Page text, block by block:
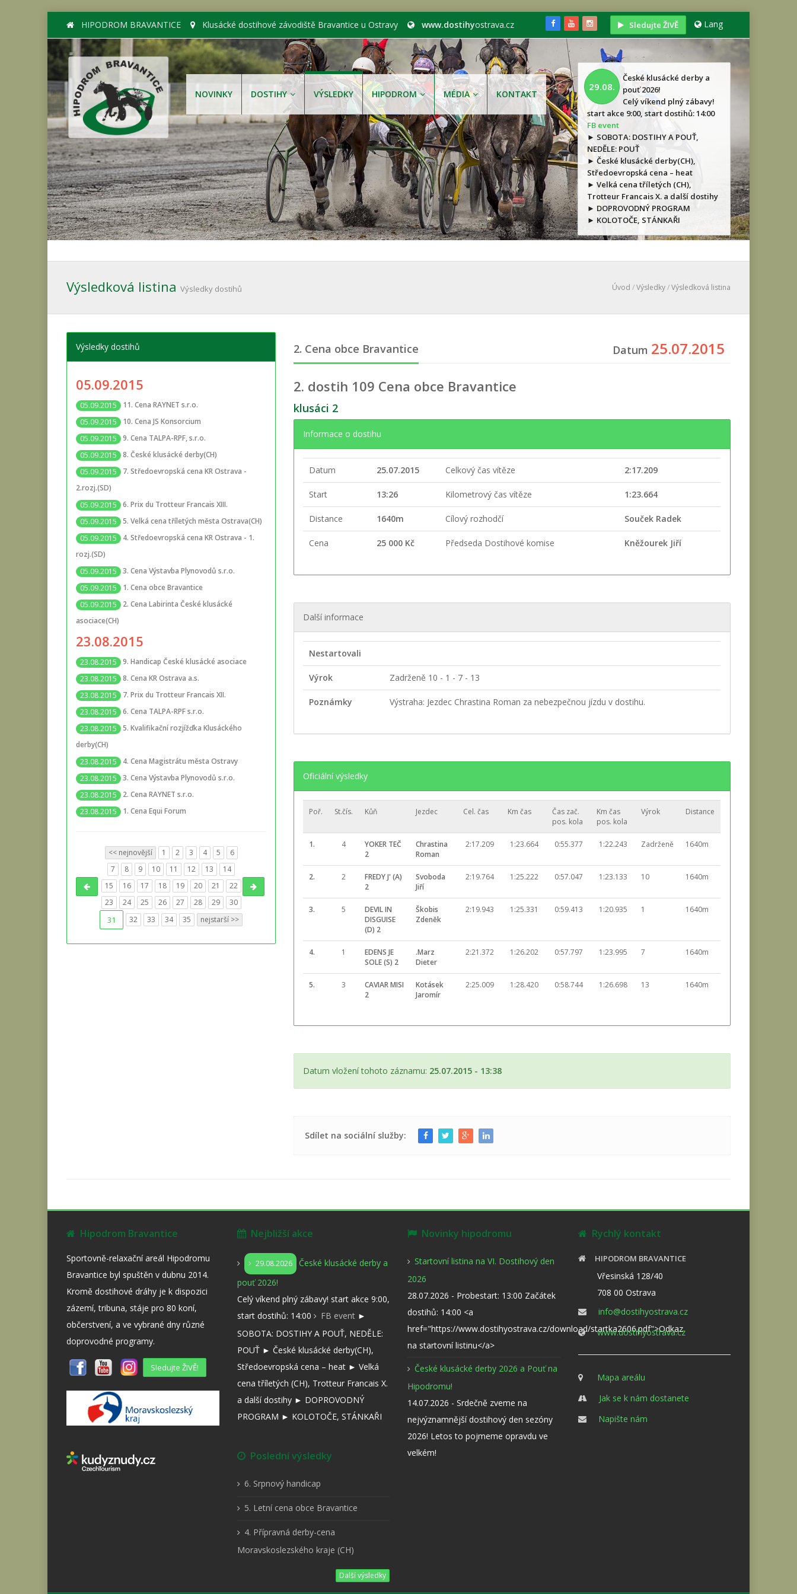
HIPODROM BRAVANTICE Klusácké dostihové závodiště Bravantice u Ostravy www.dostihyostrava.cz Sledujte ŽIVĚ Lang
NOVINKY DOSTIHY VÝSLEDKY HIPODROM MÉDIA KONTAKT
29.08.
České klusácké derby a
pouť 2026!
Celý víkend plný zábavy!
start akce 9:00, start dostihů: 14:00
FB event
► SOBOTA: DOSTIHY A POUŤ,
NEDĚLE: POUŤ
► České klusácké derby(CH),
Středoevropská cena – heat
► Velká cena tříletých (CH),
Trotteur Francais X. a další dostihy
► DOPROVODNÝ PROGRAM
► KOLOTOČE, STÁNKAŘI
Výsledková listina Výsledky dostihů Úvod /Výsledky/Výsledková listina
2. Cena obce Bravantice Datum 25.07.2015
2. dostih 109 Cena obce Bravantice
klusáci 2
Informace o dostihu
Datum 25.07.2015 Celkový čas vítěze 2:17.209
Start 13:26 Kilometrový čas vítěze 1:23.664
Distance 1640m Cílový rozhodčí Souček Radek
Cena 25 000 Kč Předseda Dostihové komise Kněžourek Jiří
Další informace
Nestartovali
Výrok Zadrženě 10 - 1 - 7 - 13
Poznámky Výstraha: Jezdec Chrastina Roman za nebezpečnou jízdu v dostihu.
Oficiální výsledky
Poř. St.čís. Kůň Jezdec Cel. čas Km čas
Čas zač.
pos. kola
Km čas
pos. kola
Výrok Distance
1. 4
YOKER TEČ
2
Chrastina
Roman
2:17.209 1:23.664 0:55.377 1:22.243 Zadrženě 1640m
2. 2
FREDY J' (A)
2
Svoboda
Jiří
2:19.764 1:25.222 0:57.047 1:23.133 10 1640m
3. 5
DEVIL IN
DISGUISE
(D) 2
Škobis
Zdeněk
2:19.943 1:25.331 0:59.413 1:20.935 1 1640m
4. 1
EDENS JE
SOLE (S) 2
.Marz
Dieter
2:21.372 1:26.202 0:57.797 1:23.995 7 1640m
5. 3
CAVIAR MISI
2
Kotásek
Jaromír
2:25.009 1:28.420 0:58.744 1:26.698 13 1640m
Datum vložení tohoto záznamu: 25.07.2015 - 13:38
Sdílet na sociální služby:
Výsledky dostihů
05.09.2015
05.09.2015
11. Cena RAYNET s.r.o.
05.09.2015
10. Cena JS Konsorcium
05.09.2015
9. Cena TALPA-RPF, s.r.o.
05.09.2015
8. České klusácké derby(CH)
05.09.2015
7. Středoevropská cena KR Ostrava -
2.rozj.(SD)
05.09.2015
6. Prix du Trotteur Francais XIII.
05.09.2015
5. Velká cena tříletých města Ostrava(CH)
05.09.2015
4. Středoevropská cena KR Ostrava - 1.
rozj.(SD)
05.09.2015
3. Cena Výstavba Plynovodů s.r.o.
05.09.2015
1. Cena obce Bravantice
05.09.2015
2. Cena Labirinta České klusácké
asociace(CH)
23.08.2015
23.08.2015
9. Handicap České klusácké asociace
23.08.2015
8. Cena KR Ostrava a.s.
23.08.2015
7. Prix du Trotteur Francais XII.
23.08.2015
6. Cena TALPA-RPF s.r.o.
23.08.2015
5. Kvalifikační rozjížďka Klusáckého
derby(CH)
23.08.2015
4. Cena Magistrátu města Ostravy
23.08.2015
3. Cena Výstavba Plynovodů s.r.o.
23.08.2015
2. Cena RAYNET s.r.o.
23.08.2015
1. Cena Equi Forum
<< nejnovější 1 2 3 4 5
6
7
8 9 10 11 12 13
14
15
16 17 18 19 20 21
22
23
24 25 26 27 28 29 30
31 32 33 34 35 nejstarší >>
Hipodrom Bravantice
Sportovně-relaxační areál Hipodromu
Bravantice byl spuštěn v dubnu 2014.
Kromě dostihové dráhy je k dispozici
zázemí, tribuna, stáje pro 80 koní,
občerstvení, a ve vybrané dny různé
doprovodné programy.
Sledujte ŽIVĚ!
Nejbližší akce
29.08.2026
České klusácké derby a
pouť 2026!
Celý víkend plný zábavy! start akce 9:00,
start dostihů: 14:00
FB event►
SOBOTA: DOSTIHY A POUŤ, NEDĚLE:
POUŤ ► České klusácké derby(CH),
Středoevropská cena – heat ► Velká
cena tříletých (CH), Trotteur Francais X.
a další dostihy ► DOPROVODNÝ
PROGRAM ► KOLOTOČE, STÁNKAŘI
Poslední výsledky
6. Srpnový handicap
5. Letní cena obce Bravantice
4. Přípravná derby-cena
Moravskoslezského kraje (CH)
Další výsledky
Novinky hipodromu
Startovní listina na VI. Dostihový den
2026
28.07.2026 - Probestart: 13:00 Začátek
dostihů: 14:00 <a
href="https://www.dostihyostrava.cz/download/startka2606.pdf">Odkaz
na startovní listinu</a>
České klusácké derby 2026 a Pouť na
Hipodromu!
14.07.2026 - Srdečně zveme na
nejvýznamnější dostihový den sezóny
2026! Letos to pojmeme opravdu ve
velkém!
Rychlý kontakt
HIPODROM BRAVANTICE
Vřesinská 128/40
708 00 Ostrava
info@dostihyostrava.cz
www.dostihyostrava.cz
Mapa areálu
Jak se k nám dostanete
Napište nám